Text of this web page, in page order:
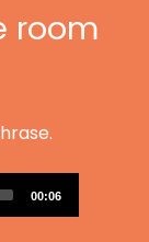
room
Total
00:06